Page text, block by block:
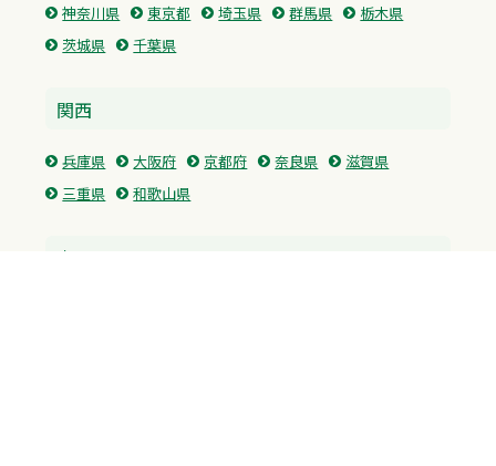
神奈川県 東京都 埼玉県 群馬県
栃木県
茨城県
千葉県
関西
兵庫県 大阪府 京都府 奈良県
滋賀県
三重県
和歌山県
中国・四国